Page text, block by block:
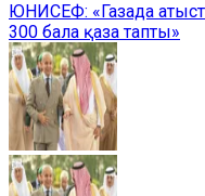
ЮНИСЕФ: «Газада
300 бала қаза тапты»